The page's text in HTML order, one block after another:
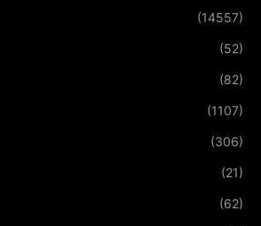
(14557)
(52)
(82)
(1107)
(306)
(21)
(62)